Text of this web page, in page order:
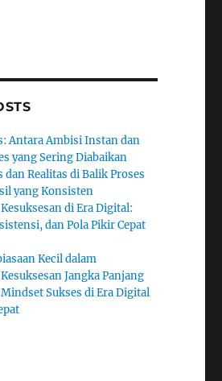
Antara Ambisi Instan dan
yang Sering Diabaikan
dan Realitas di Balik Proses
yang Konsisten
di Era Digital:
dan Pola Pikir Cepat
Kecil dalam
Jangka Panjang
Sukses di Era Digital